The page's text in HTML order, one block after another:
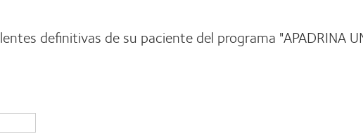
definitivas de su paciente del programa "APADRINA